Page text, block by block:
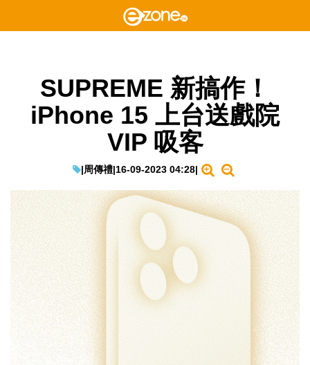
SUPREME 新搞作！
iPhone 15 上台送戲院
VIP 吸客
|周傳禮|16-09-2023 04:28|